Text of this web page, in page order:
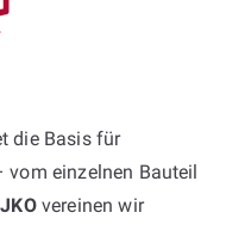
die Basis für
einzelnen Bauteil
vereinen wir